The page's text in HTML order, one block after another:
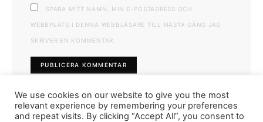
SPARA MITT NAMN, MIN E-POSTADRESS OCH
WEBBPLATS I DENNA WEBBLÄSARE TILL NÄSTA GÅNG JAG
SKRIVER EN KOMMENTAR.
We use cookies on our website to give you the most
relevant experience by remembering your preferences
and repeat visits. By clicking “Accept All”, you consent to